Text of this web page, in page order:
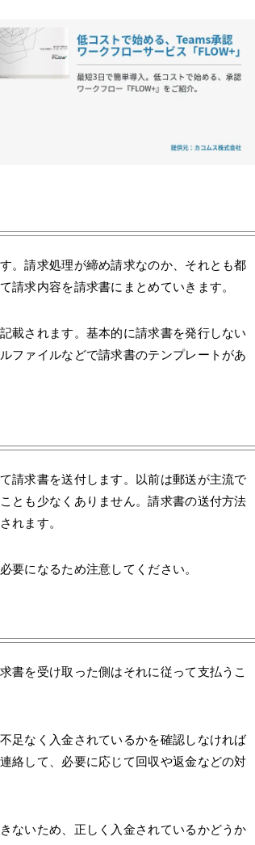
。請求処理が締め請求なのか、それとも都
請求内容を請求書にまとめていきます。
載されます。基本的に請求書を発行しない
ファイルなどで請求書のテンプレートがあ
請求書を送付します。以前は郵送が主流で
とも少なくありません。請求書の送付方法
れます。
要になるため注意してください。
書を受け取った側はそれに従って支払うこ
足なく入金されているかを確認しなければ
絡して、必要に応じて回収や返金などの対
ないため、正しく入金されているかどうか